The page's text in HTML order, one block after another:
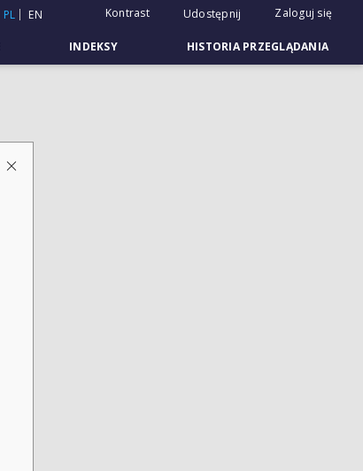
PL EN Kontrast Udostępnij Zaloguj się
INDEKSY HISTORIA PRZEGLĄDANIA